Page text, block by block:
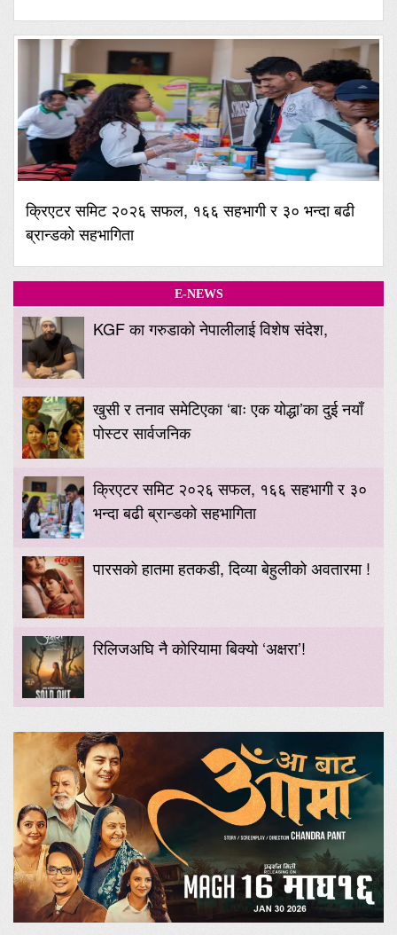
क्रिएटर समिट २०२६ सफल, १६६ सहभागी र ३० भन्दा बढी
ब्रान्डको सहभागिता
E-NEWS
KGF का गरुडाको नेपालीलाई विशेष संदेश,
खुसी र तनाव समेटिएका ‘बाः एक योद्धा’का दुई नयाँ
पोस्टर सार्वजनिक
क्रिएटर समिट २०२६ सफल, १६६ सहभागी र ३०
भन्दा बढी ब्रान्डको सहभागिता
पारसको हातमा हतकडी, दिव्या बेहुलीको अवतारमा !
रिलिजअघि नै कोरियामा बिक्यो ‘अक्षरा’!